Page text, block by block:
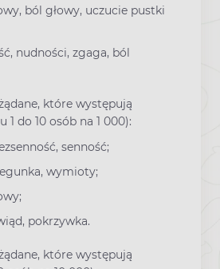
ból głowy, uczucie pustki
nudności, zgaga, ból
które występują
1 do 10 osób na 1 000):
senność;
wymioty;
pokrzywka.
które występują